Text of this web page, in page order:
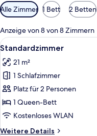
Verfügbare
Filter
für
Zimmer
Alle Zimmer 1 Bett 2 Betten
Anzeige von 8 von 8 Zimmern
Alle
Fotos
für
Standardzimmer
anzeigen
6
Standardzimmer
21 m²
1 Schlafzimmer
Platz für 2 Personen
1 Queen-Bett
Kostenloses WLAN
Weitere Details
Weitere